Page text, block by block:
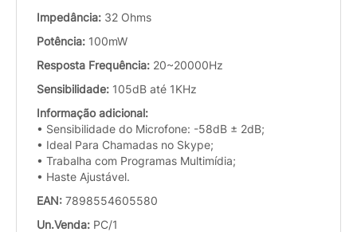
Impedância: 32 Ohms
Potência: 100mW
Resposta Frequência: 20~20000Hz
Sensibilidade: 105dB até 1KHz
Informação adicional:
• Sensibilidade do Microfone: -58dB ± 2dB;
• Ideal Para Chamadas no Skype;
• Trabalha com Programas Multimídia;
• Haste Ajustável.
EAN: 7898554605580
Un.Venda: PC/1